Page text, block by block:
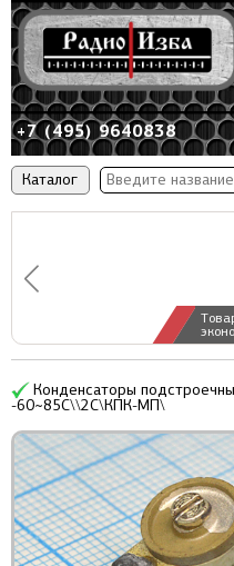
Каталог
+7 (495) 9640838
Конденсаторы
-60~85C\\2C\КПК-МП\